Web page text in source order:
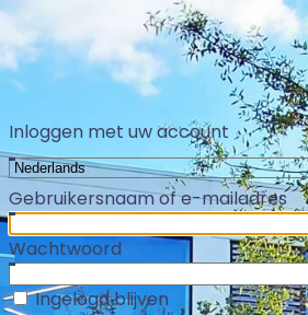
Inloggen met uw account
Gebruikersnaam of e-mailadres
Wachtwoord
Ingelogd blijven